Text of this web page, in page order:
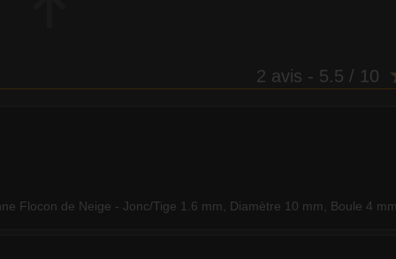
2 avis - 5.5 / 10
Flocon de Neige - Jonc/Tige 1.6 mm, Diamètre 10 mm, Boule 4